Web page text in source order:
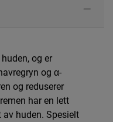
og er
og α-
og reduserer
har en lett
huden. Spesielt